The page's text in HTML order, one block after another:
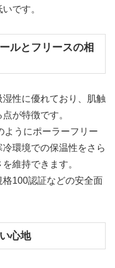
です。
ルとフリースの相
性に優れており、肌触
が特徴です。
うにポーラーフリー
環境での保温性をさら
維持できます。
100認証などの安全面
心地